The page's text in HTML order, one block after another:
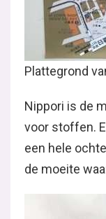
Plattegrond
Nippori is de
voor stoffen.
een hele
de moeite